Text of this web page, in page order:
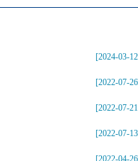
[2024-03-
[2022-07-
[2022-07-
[2022-07-
[2022-04-